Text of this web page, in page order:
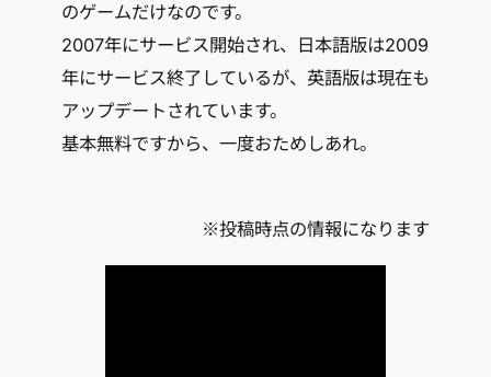
のゲームだけなのです。
2007年にサービス開始され、日本語版は2009
年にサービス終了しているが、英語版は現在も
アップデートされています。
基本無料ですから、一度おためしあれ。
※投稿時点の情報になります